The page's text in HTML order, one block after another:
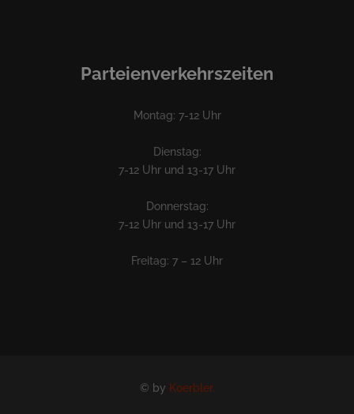
Parteienverkehrszeiten
Montag: 7-12 Uhr
Dienstag:
7-12 Uhr und 13-17 Uhr
Donnerstag:
7-12 Uhr und 13-17 Uhr
Freitag: 7 – 12 Uhr
© by Koerbler.